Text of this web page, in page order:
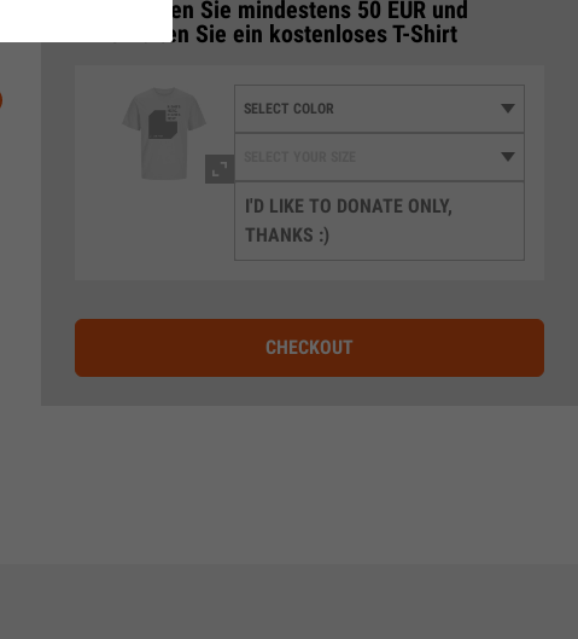
Spenden Sie mindestens 50 EUR und
erhalten Sie ein kostenloses T-Shirt
I'D LIKE TO DONATE ONLY,
THANKS :)
CHECKOUT